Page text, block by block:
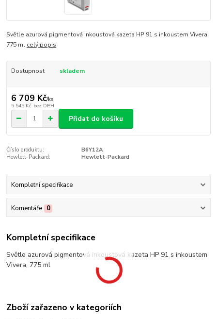
Světle azurová pigmentová inkoustová kazeta HP 91 s inkoustem Vivera,
775 ml celý popis
Dostupnost skladem
6 709 Kč/ks
5 545 Kč bez DPH
Přidat do košíku
Číslo produktu:
B6Y12A
Hewlett-Packard:
Hewlett-Packard
Kompletní specifikace
Komentáře 0
Kompletní specifikace
Světle azurová pigmentová inkoustová kazeta HP 91 s inkoustem
Vivera, 775 ml
Zboží zařazeno v kategoriích